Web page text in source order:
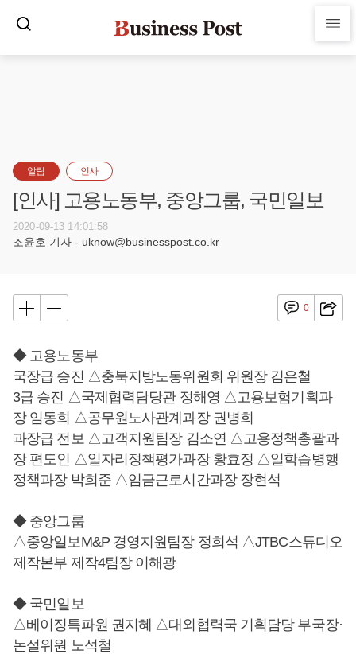
알림 인사
[인사] 고용노동부, 중앙그룹, 국민일보
2020-09-13 14:01:58
조윤호 기자 - uknow@businesspost.co.kr
0
◆ 고용노동부
국장급 승진 △충북지방노동위원회 위원장 김은철
3급 승진 △국제협력담당관 정해영 △고용보험기획과
장 임동희 △공무원노사관계과장 권병희
과장급 전보 △고객지원팀장 김소연 △고용정책총괄과
장 편도인 △일자리정책평가과장 황효정 △일학습병행
정책과장 박희준 △임금근로시간과장 장현석
◆ 중앙그룹
△중앙일보M&P 경영지원팀장 정희석 △JTBC스튜디오
제작본부 제작4팀장 이해광
◆ 국민일보
△베이징특파원 권지혜 △대외협력국 기획담당 부국장·
논설위원 노석철